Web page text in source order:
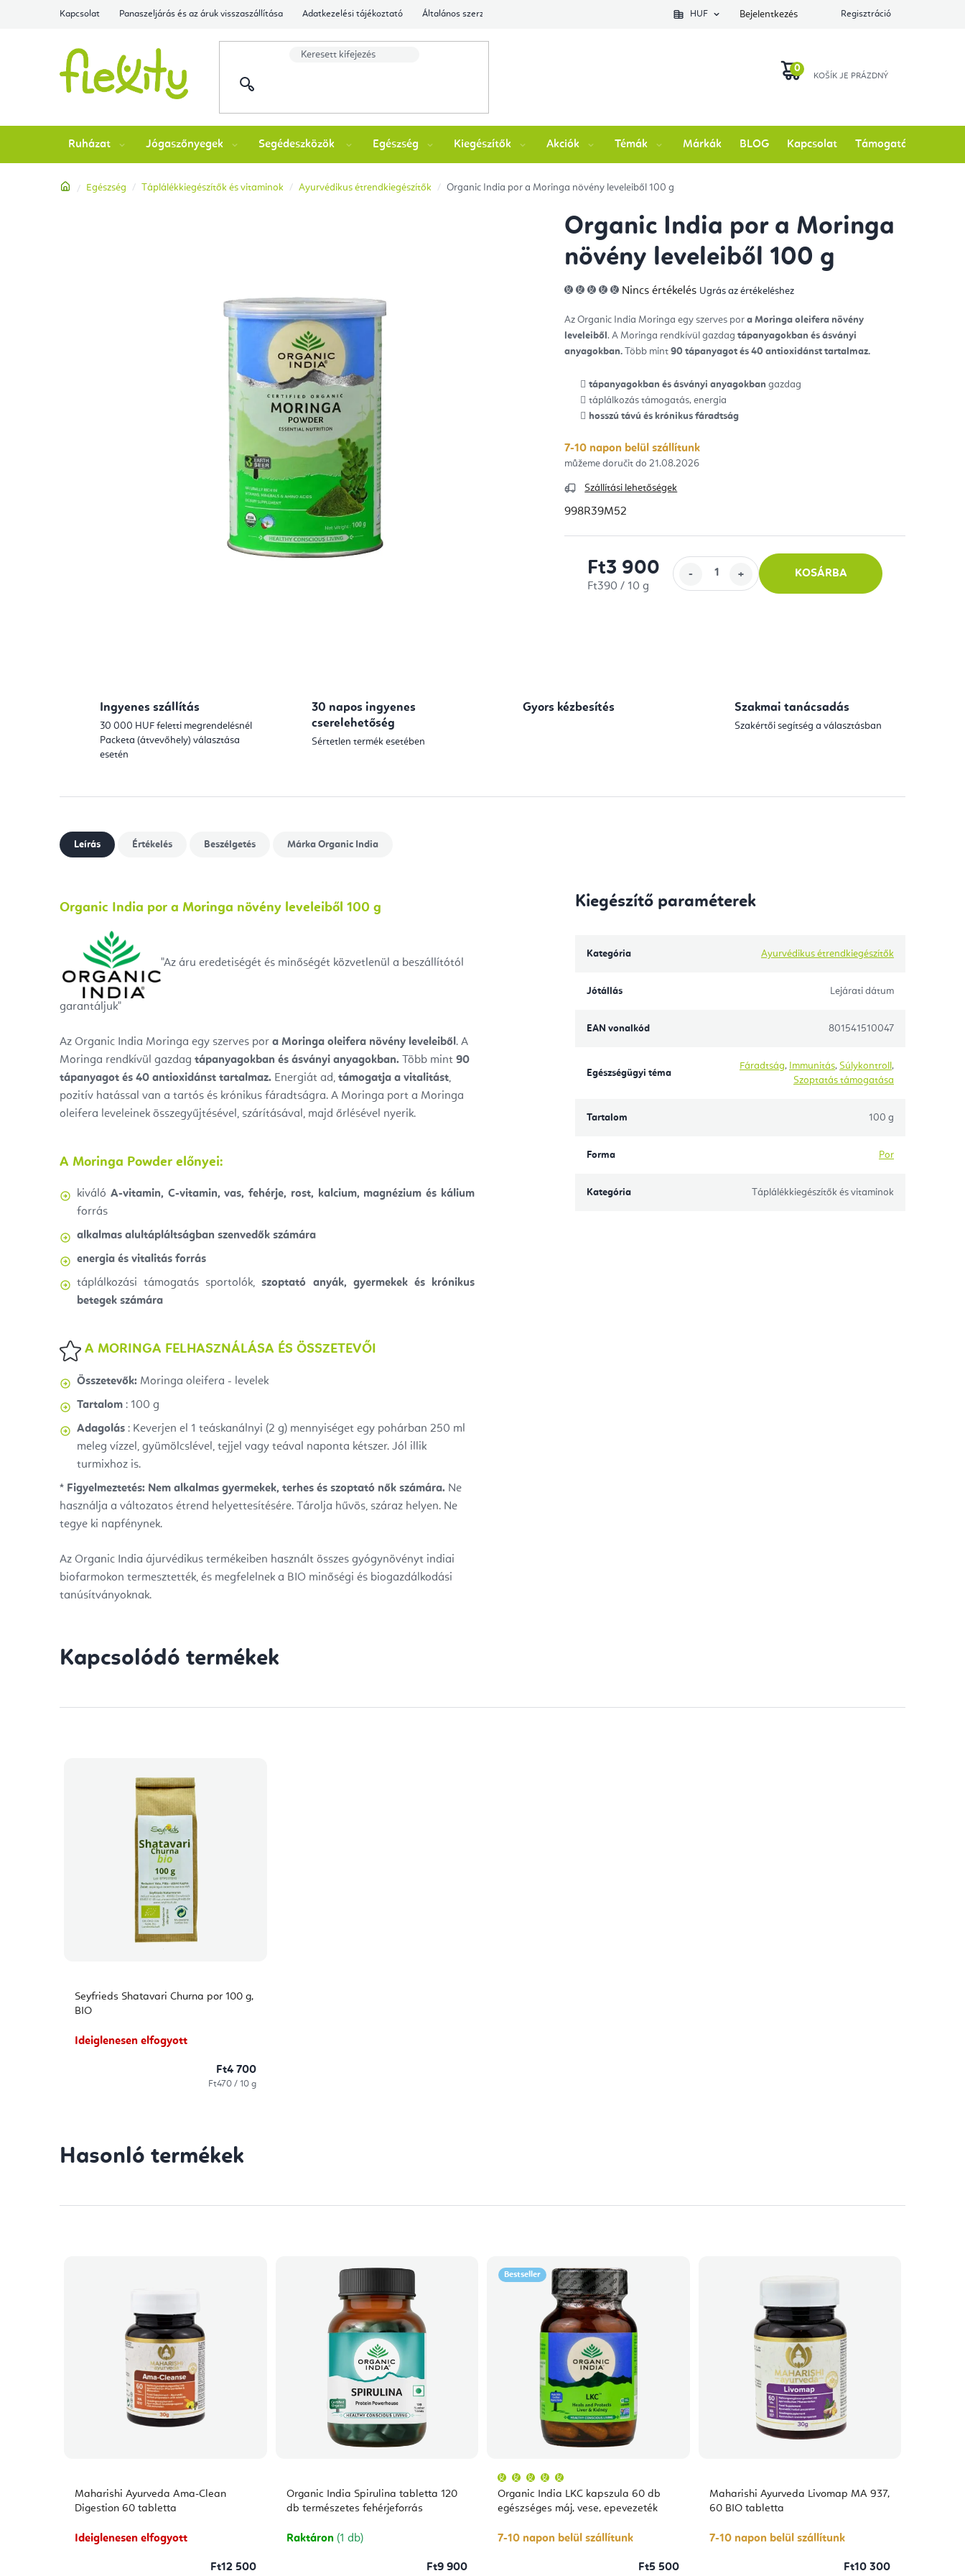
Kapcsolat Panaszeljárás és az áruk visszaszállítása Adatkezelési tájékoztató Általános szerződési feltételek Ellenőrizze a rendelés állapotátHUF Bejelentkezés Regisztráció
Ruházat Jógaszőnyegek Segédeszközök Egészség Kiegészítők Akciók Témák Márkák BLOG Kapcsolat Támogatás
Kezdőlap
Egészség Táplálékkiegészítők és vitaminok Ayurvédikus étrendkiegészítők Organic India por a Moringa növény leveleiből 100 g
Organic India por a Moringa
növény leveleiből 100 g
A
termék
5-
ből
0,0
csillag.
Nincs értékelés Ugrás az értékeléshez
Az Organic India Moringaegy szerves pora Moringa oleifera növény
leveleiből. A Moringa rendkívül gazdagtápanyagokban és ásványi
anyagokban. Több mint90 tápanyagot és 40 antioxidánst tartalmaz.
tápanyagokban és ásványi anyagokban gazdag
táplálkozás támogatás, energia
hosszú távú és krónikus fáradtság
7-10 napon belül szállítunk
21.08.2026
Szállítási lehetőségek
998R39M52
Ft3 900
Egységár:
Ft390 / 10 g
KOSÁRBA
Ingyenes szállítás
30 000 HUF feletti megrendelésnél
Packeta (átvevőhely) választása
esetén
30 napos ingyenes
cserelehetőség
Sértetlen termék esetében
Gyors kézbesítés Szakmai tanácsadás
Szakértői segítség a választásban
Leírás Értékelés Beszélgetés Márka Organic India
Organic India por a Moringa növény leveleiből 100 g
"Az áru eredetiségét és minőségét közvetlenül a beszállítótól
garantáljuk"
Az Organic India Moringa egy szerves por a Moringa oleifera növény leveleiből. A
Moringa rendkívül gazdag tápanyagokban és ásványi anyagokban. Több mint 90
tápanyagot és 40 antioxidánst tartalmaz. Energiát ad, támogatja a vitalitást,
pozitív hatással van a tartós és krónikus fáradtságra. A Moringa port a Moringa
oleifera leveleinek összegyűjtésével, szárításával, majd őrlésével nyerik.
A Moringa Powder előnyei:
kiváló A-vitamin, C-vitamin, vas, fehérje, rost, kalcium, magnézium és kálium
forrás
alkalmas alultápláltságban szenvedők számára
energia és vitalitás forrás
táplálkozási támogatás sportolók,szoptató anyák, gyermekek és krónikus
betegek számára
A MORINGA FELHASZNÁLÁSA ÉS ÖSSZETEVŐI
Összetevők: Moringa oleifera - levelek
Tartalom : 100 g
Adagolás : Keverjen el 1 teáskanálnyi (2 g) mennyiséget egy pohárban 250 ml
meleg vízzel, gyümölcslével, tejjel vagy teával naponta kétszer. Jól illik
turmixhoz is.
* Figyelmeztetés: Nem alkalmas gyermekek, terhes és szoptató nők számára. Ne
használja a változatos étrend helyettesítésére. Tárolja hűvös, száraz helyen. Ne
tegye ki napfénynek.
Az Organic India ájurvédikus termékeiben használt összes gyógynövényt indiai
biofarmokon termesztették, és megfelelnek a BIO minőségi és biogazdálkodási
tanúsítványoknak.
Kiegészítő paraméterek
Kategória Ayurvédikus étrendkiegészítők
Jótállás Lejárati dátum
EAN vonalkód 801541510047
Egészségügyi téma
Fáradtság, Immunitás, Súlykontroll,
Szoptatás támogatása
Tartalom 100 g
Forma Por
Kategória Táplálékkiegészítők és vitaminok
Kapcsolódó termékek
Seyfrieds Shatavari Churna por 100 g,
BIO
Ideiglenesen elfogyott
Ft4 700
Egységár:
Ft470 / 10 g
Hasonló termékek
Maharishi Ayurveda Ama-Clean
Digestion 60 tabletta
Ideiglenesen elfogyott
Ft12 500
Organic India Spirulina tabletta 120
db természetes fehérjeforrás
Raktáron (1 db)
Ft9 900
Bestseller
Organic India LKC kapszula 60 db
egészséges máj, vese, epevezeték
átlagos
értékelése
5-
ből
csillag.
7-10 napon belül szállítunk
Ft5 500
Maharishi Ayurveda Livomap MA 937,
60 BIO tabletta
7-10 napon belül szállítunk
Ft10 300